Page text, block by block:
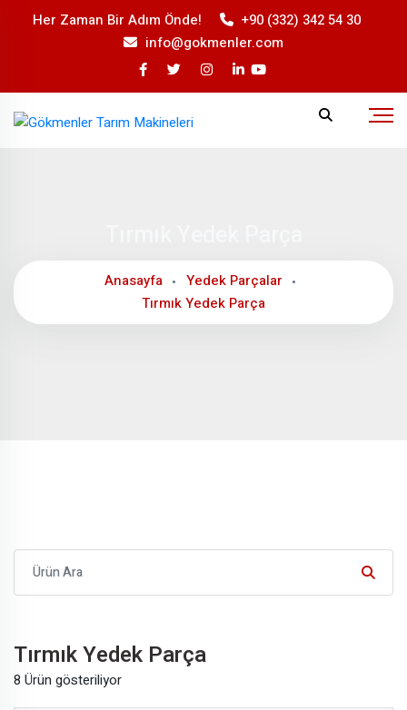
Her Zaman Bir Adım Önde!
+90 (332) 342 54 30
info@gokmenler.com
Her Zaman Bir
+90 (332) 342 54 30
info@gokmenler.com
Anasayfa
Yedek Parçalar
Tırmık Yedek Parça
Tırmık Yedek Parça
8 Ürün gösteriliyor